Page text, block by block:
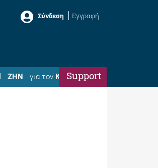
Σύνδεση Εγγραφή
ΖΗΝ για τον ΚώσταSupport